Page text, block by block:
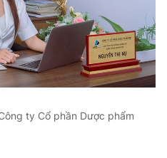
ty Cổ phần Dược phẩm